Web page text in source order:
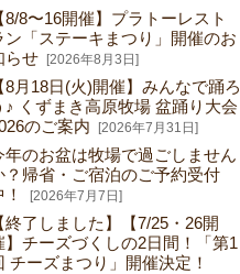
8/8〜16開催】プラトーレスト
ン「ステーキまつり」開催のお
らせ
[2026年8月3日]
8月18日(火)開催】みんなで踊ろ
♪ くずまき高原牧場 盆踊り大会
のご案内
[2026年7月31日]
年のお盆は牧場で過ごしません
？帰省・ご宿泊のご予約受付
[2026年7月7日]
終了しました】【7/25・26開
】チーズづくしの2日間！「第1
チーズまつり」開催決定！